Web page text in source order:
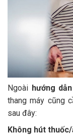
Ngoài hướng
thang máy cũng
sau đây:
Không hút